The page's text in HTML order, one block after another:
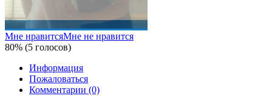
Мне нравитсяМне не нравится
80% (5 голосов)
Информация
Пожаловаться
Комментарии (0)